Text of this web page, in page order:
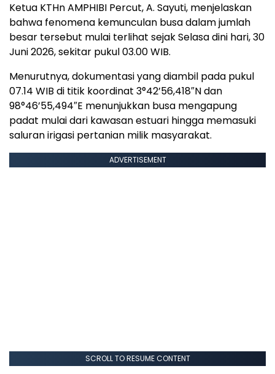
Ketua KTHn AMPHIBI Percut, A. Sayuti, menjelaskan
bahwa fenomena kemunculan busa dalam jumlah
besar tersebut mulai terlihat sejak Selasa dini hari, 30
Juni 2026, sekitar pukul 03.00 WIB.
Menurutnya, dokumentasi yang diambil pada pukul
07.14 WIB di titik koordinat 3°42’56,418″N dan
98°46’55,494″E menunjukkan busa mengapung
padat mulai dari kawasan estuari hingga memasuki
saluran irigasi pertanian milik masyarakat.
ADVERTISEMENT
SCROLL TO RESUME CONTENT